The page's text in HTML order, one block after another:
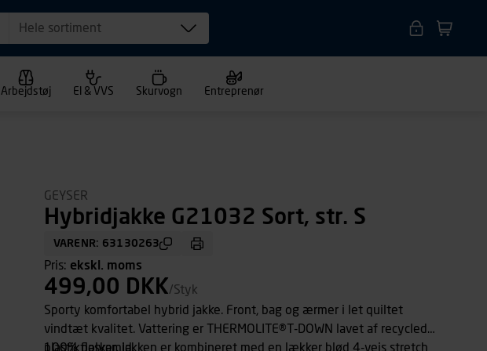
Hele sortiment
Arbejdstøj El & VVS Skurvogn Entreprenør
GEYSER
Hybridjakke G21032 Sort, str. S
VARENR: 63130263
Pris: ekskl. moms
499,00 DKK/Styk
Sporty komfortabel hybrid jakke. Front, bag og ærmer i let quiltet
vindtæt kvalitet. Vattering er THERMOLITE®T-DOWN lavet af recycled
plastikflasker. Jakken er kombineret med en lækker blød 4-vejs stretch
100% polyamid.